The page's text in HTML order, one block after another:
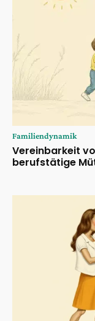
Familiendynamik
Vereinbarkeit
berufstätige